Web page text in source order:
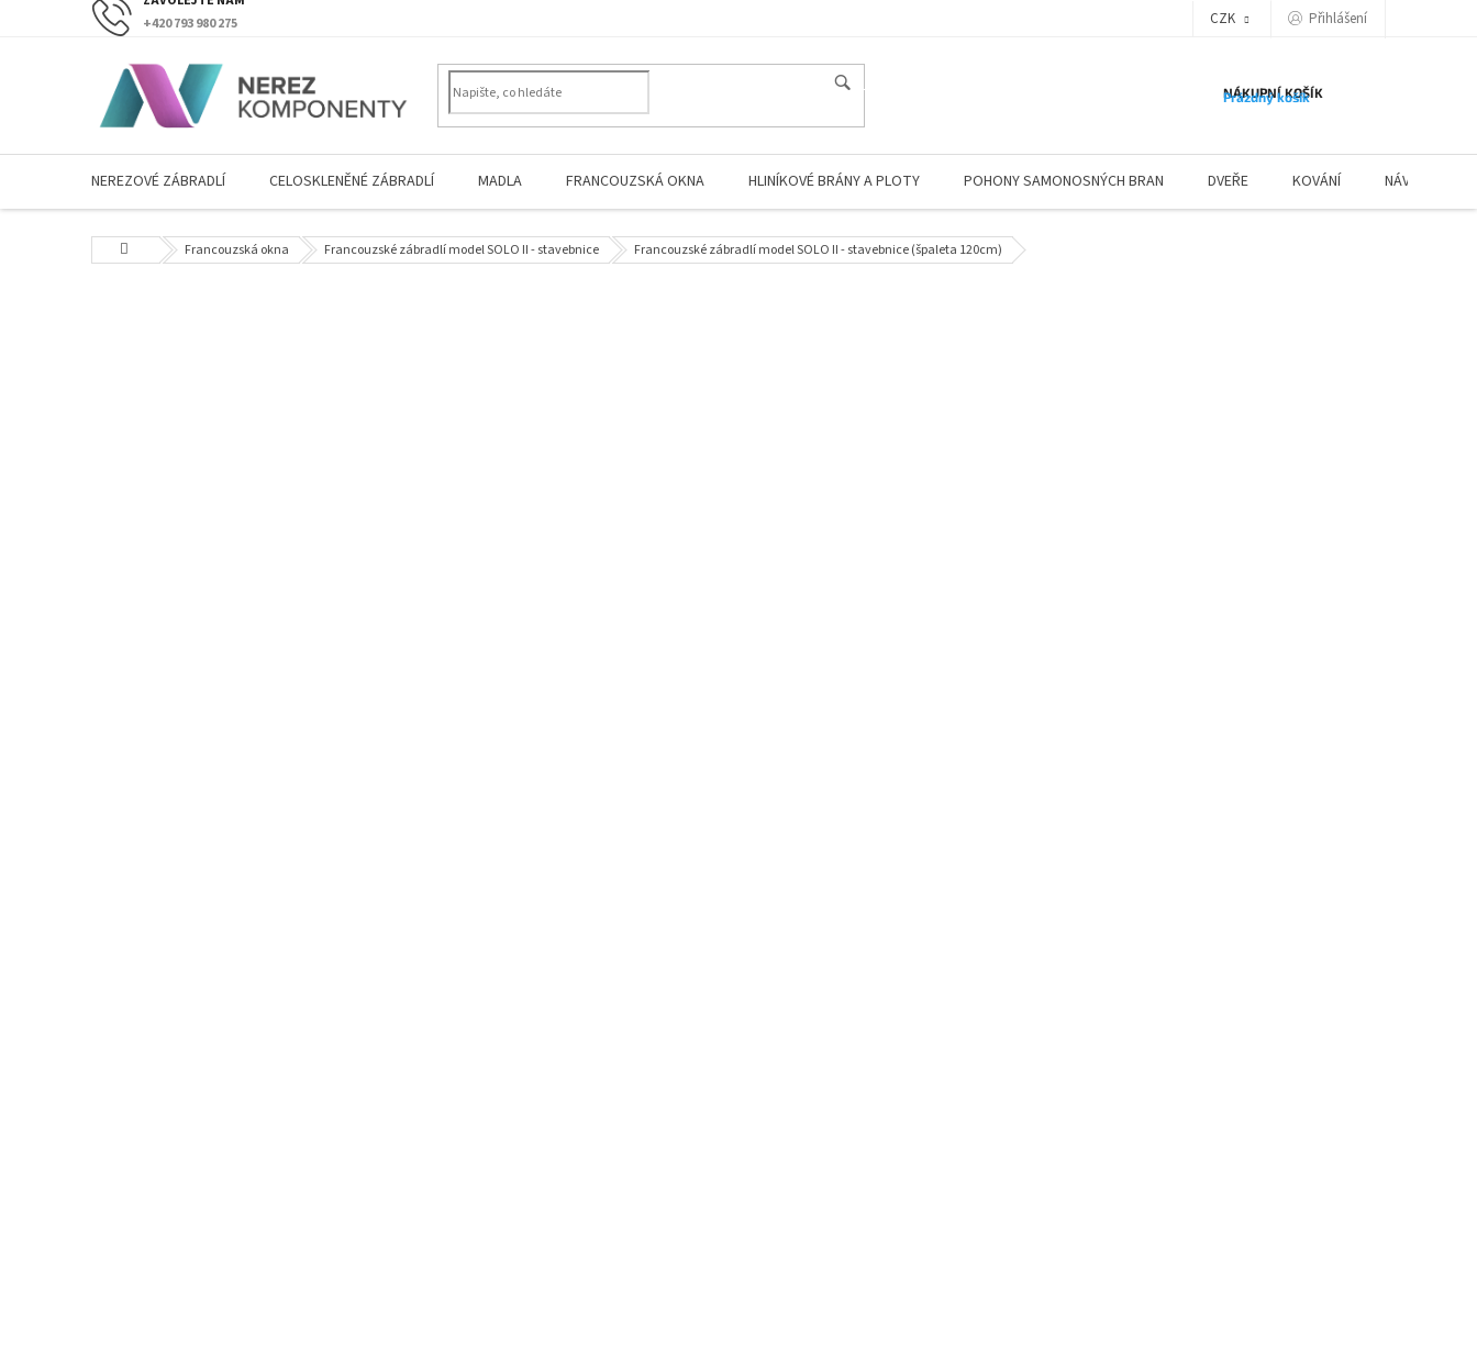
+420 793 980 275 CZK Přihlášení
NÁKUPNÍ KOŠÍK
Prázdný košík
NEREZOVÉ ZÁBRADLÍ CELOSKLENĚNÉ ZÁBRADLÍ MADLA FRANCOUZSKÁ OKNA HLINÍKOVÉ BRÁNY A PLOTY POHONY SAMONOSNÝCH BRAN DVEŘE KOVÁNÍ NÁVODY
Domů Francouzská okna Francouzské zábradlí model SOLO II - stavebnice Francouzské zábradlí model SOLO II - stavebnice (špaleta 120cm)